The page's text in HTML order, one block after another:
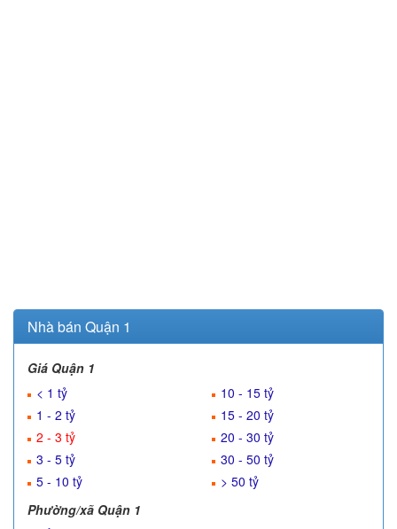
Nhà bán Quận 1
Giá Quận 1
< 1 tỷ
1 - 2 tỷ
2 - 3 tỷ
3 - 5 tỷ
5 - 10 tỷ
10 - 15 tỷ
15 - 20 tỷ
20 - 30 tỷ
30 - 50 tỷ
> 50 tỷ
Phường/xã Quận 1